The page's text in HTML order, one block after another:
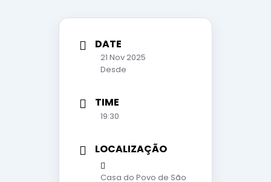
DATE
21 Nov 2025
Desde
TIME
19:30
LOCALIZAÇÃO
Casa do Povo de São